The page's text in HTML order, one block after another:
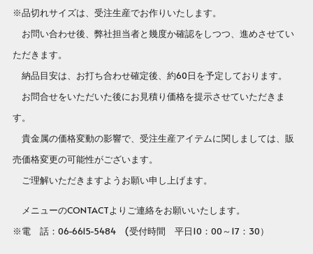
※品切れサイズは、受注生産でお作りいたします。
お問い合わせ後、弊社担当者と幾度か確認をしつつ、進めさせてい
ただきます。
納品目安は、お打ち合わせ確定後、約60日を予定しております。
お問合せをいただいた後にお見積り価格を提示させていただきま
す。
貴金属の価格変動の影響で、受注生産アイテムに関しましては、販
売価格変更の可能性がございます。
ご理解いただきますようお願い申し上げます。
メニューのCONTACTよりご連絡をお願いいたします。
※電 話：06-6615-5484 (受付時間 平日10：00～17：30）